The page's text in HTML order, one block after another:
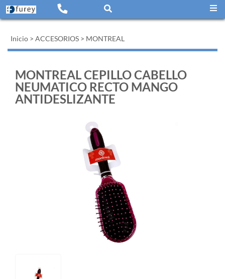
Inicio > ACCESORIOS > MONTREAL
MONTREAL CEPILLO CABELLO
NEUMATICO RECTO MANGO
ANTIDESLIZANTE